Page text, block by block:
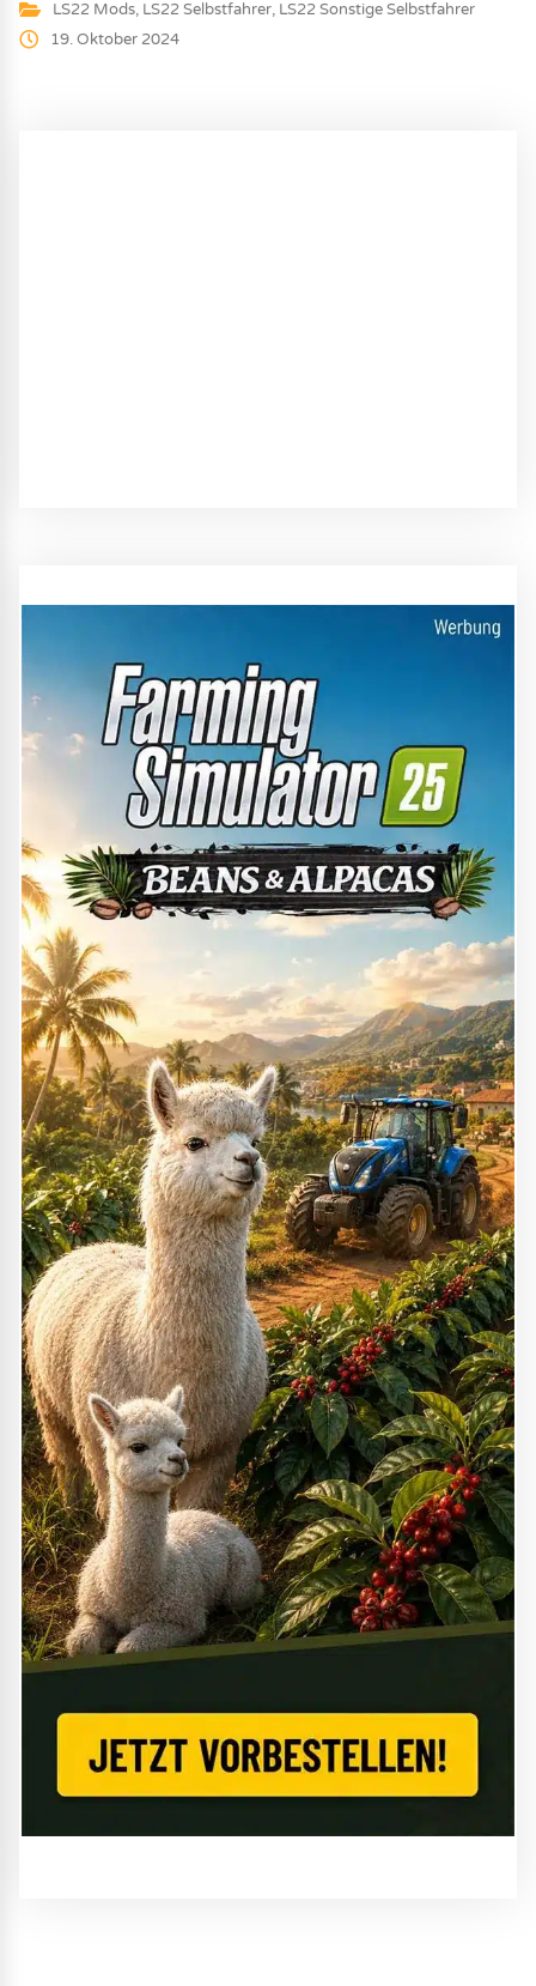
LS22 Mods, LS22 Selbstfahrer, LS22 Sonstige Selbstfahrer
19. Oktober 2024